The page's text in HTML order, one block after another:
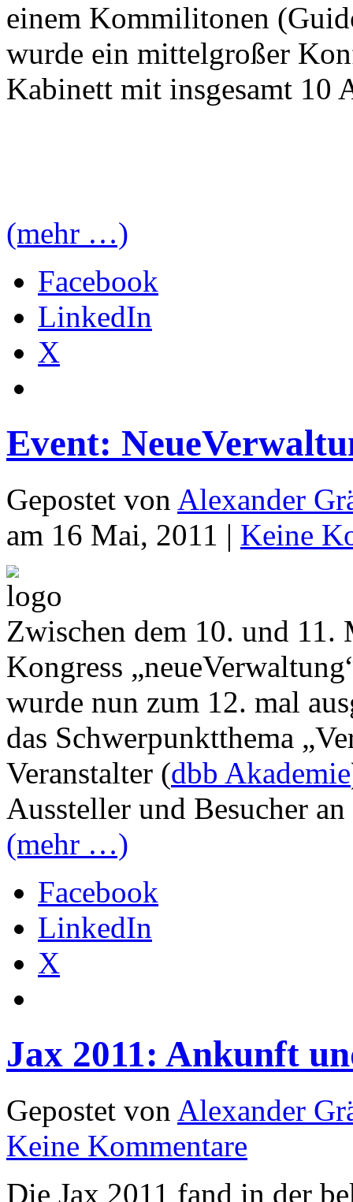
einem Kommilitonen
wurde ein mittelgroßer
Kabinett mit insgesamt 10
(mehr …)
Facebook
LinkedIn
X
Event:
Gepostet von Alexander
am 16 Mai, 2011 | Keine
Zwischen dem 10. und 11.
Kongress
wurde nun zum 12. mal
das Schwerpunktthema
Veranstalter (dbb Akademie
Aussteller und Besucher
(mehr …)
Facebook
LinkedIn
X
Jax 2011: Ankunft
Gepostet von Alexander
Keine Kommentare
Die Jax 2011 fand in der